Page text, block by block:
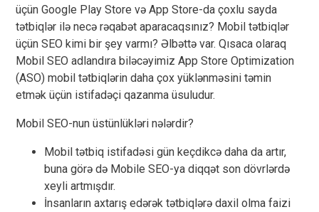
üçün Google Play Store və App Store-da çoxlu sayda
tətbiqlər ilə necə rəqabət aparacaqsınız? Mobil tətbiqlər
üçün SEO kimi bir şey varmı? Əlbəttə var. Qısaca olaraq
Mobil SEO adlandıra biləcəyimiz App Store Optimization
(ASO) mobil tətbiqlərin daha çox yüklənməsini təmin
etmək üçün istifadəçi qazanma üsuludur.
Mobil SEO-nun üstünlükləri nələrdir?
Mobil tətbiq istifadəsi gün keçdikcə daha da artır,
buna görə də Mobile SEO-ya diqqət son dövrlərdə
xeyli artmışdır.
İnsanların axtarış edərək tətbiqlərə daxil olma faizi